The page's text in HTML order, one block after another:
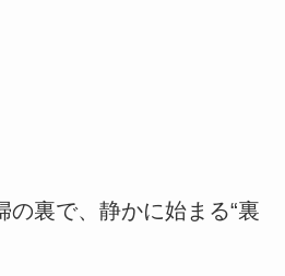
の裏で、静かに始まる“裏